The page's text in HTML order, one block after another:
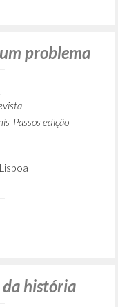
problema
Passos edição
história